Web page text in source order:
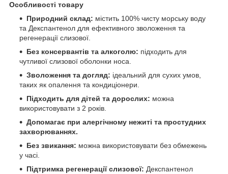
Особливості товару
Природний склад: містить 100% чисту морську воду
та Декспантенол для ефективного зволоження та
регенерації слизової.
Без консервантів та алкоголю: підходить для
чутливої слизової оболонки носа.
Зволоження та догляд: ідеальний для сухих умов,
таких як опалення та кондиціонери.
Підходить для дітей та дорослих: можна
використовувати з 2 років.
Допомагає при алергічному нежиті та простудних
захворюваннях.
Без звикання: можна використовувати без обмежень
у часі.
Підтримка регенерації слизової: Декспантенол